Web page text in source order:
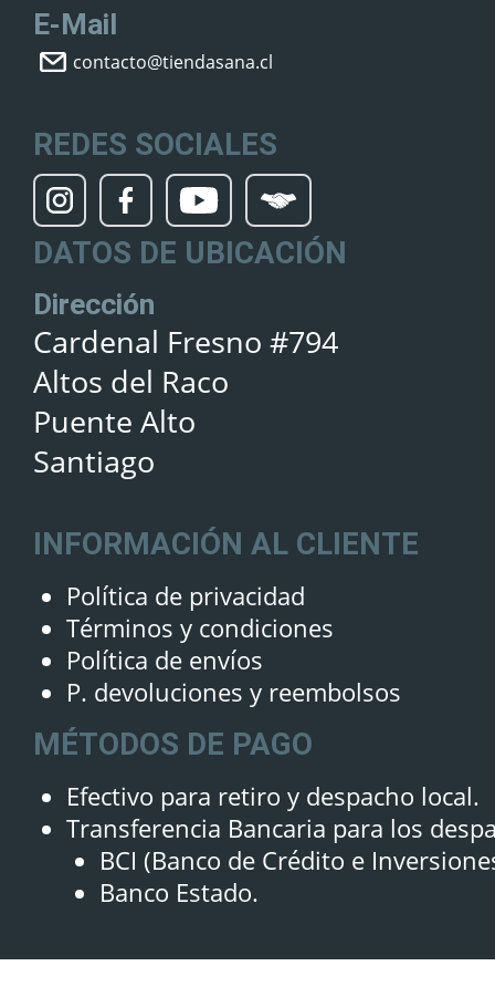
E-Mail
contacto@tiendasana.cl
REDES SOCIALES
DATOS DE UBICACIÓN
Dirección
Cardenal Fresno #794
Altos del Raco
Puente Alto
Santiago
INFORMACIÓN AL CLIENTE
Política de privacidad
Términos y condiciones
Política de envíos
P. devoluciones y reembolsos
MÉTODOS DE PAGO
Efectivo para retiro y despacho local.
Transferencia Bancaria para los
BCI (Banco de Crédito e
Banco Estado.